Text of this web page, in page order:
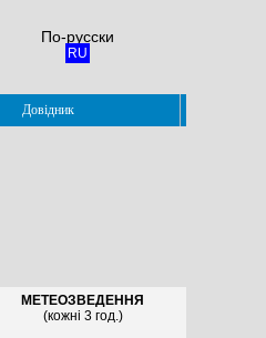
По-русски
RU
Довідник
МЕТЕОЗВЕДЕННЯ
(кожні 3 год.)